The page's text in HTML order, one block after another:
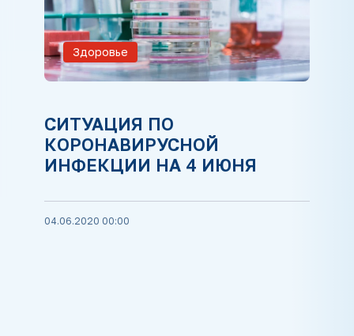
Здоровье
СИТУАЦИЯ ПО
КОРОНАВИРУСНОЙ
ИНФЕКЦИИ НА 4 ИЮНЯ
04.06.2020 00:00